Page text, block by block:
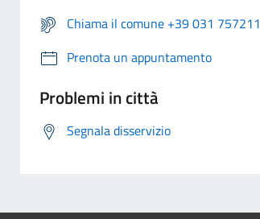
Chiama il comune +39 031 757211
Prenota un appuntamento
Problemi in città
Segnala disservizio